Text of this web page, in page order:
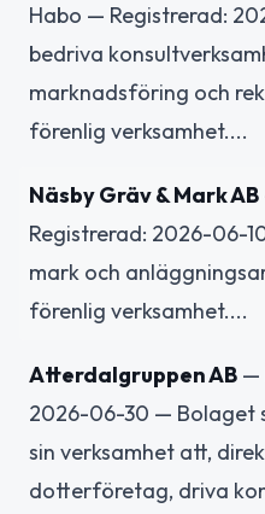
Habo — Registrerad:
bedriva
marknadsföring och
förenlig verksamhet....
Näsby Gräv & Mark AB
Registrerad: 2026-06-
mark och
förenlig verksamhet....
Atterdalgruppen AB —
2026-06-30 — Bolaget
sin verksamhet att,
dotterföretag, driva